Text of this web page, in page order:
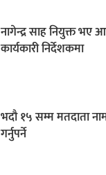
नागेन्द्र साह नियुक्त भए
कार्यकारी निर्देशकमा
भदौ १५ सम्म मतदाता
गर्नुपर्ने